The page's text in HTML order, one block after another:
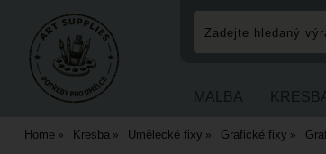
MALBA
Home Kresba Umělecké fixy Grafické fixy